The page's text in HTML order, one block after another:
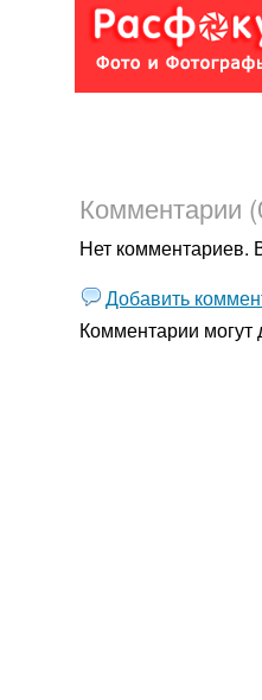
Комментарии
Нет комментариев.
Добавить
Комментарии могут